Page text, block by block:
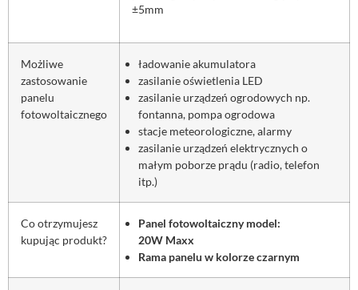
±5mm
Możliwe
zastosowanie
panelu
fotowoltaicznego
ładowanie akumulatora
zasilanie oświetlenia LED
zasilanie urządzeń ogrodowych np.
fontanna, pompa ogrodowa
stacje meteorologiczne, alarmy
zasilanie urządzeń elektrycznych o
małym poborze prądu (radio, telefon
itp.)
Co otrzymujesz
kupując produkt?
Panel fotowoltaiczny model:
20W Maxx
Rama panelu w kolorze czarnym